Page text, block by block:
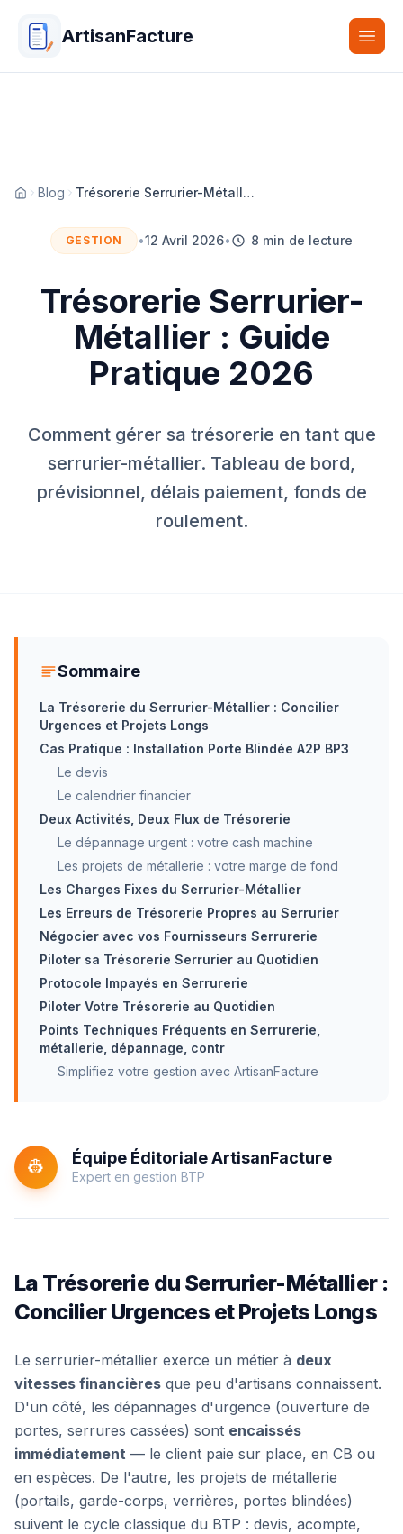
ArtisanFacture
Accueil
Blog Trésorerie Serrurier-Métallier : Guide Pratique 2026
GESTION •12 Avril 2026• 8 min de lecture
Trésorerie Serrurier-
Métallier : Guide
Pratique 2026
Comment gérer sa trésorerie en tant que
serrurier-métallier. Tableau de bord,
prévisionnel, délais paiement, fonds de
roulement.
Sommaire
La Trésorerie du Serrurier-Métallier : Concilier
Urgences et Projets Longs
Cas Pratique : Installation Porte Blindée A2P BP3
Le devis
Le calendrier financier
Deux Activités, Deux Flux de Trésorerie
Le dépannage urgent : votre cash machine
Les projets de métallerie : votre marge de fond
Les Charges Fixes du Serrurier-Métallier
Les Erreurs de Trésorerie Propres au Serrurier
Négocier avec vos Fournisseurs Serrurerie
Piloter sa Trésorerie Serrurier au Quotidien
Protocole Impayés en Serrurerie
Piloter Votre Trésorerie au Quotidien
Points Techniques Fréquents en Serrurerie,
métallerie, dépannage, contr
Simplifiez votre gestion avec ArtisanFacture
👷 Équipe Éditoriale ArtisanFacture
Expert en gestion BTP
La Trésorerie du Serrurier-Métallier :
Concilier Urgences et Projets Longs
Le serrurier-métallier exerce un métier à deux
vitesses financières que peu d'artisans connaissent.
D'un côté, les dépannages d'urgence (ouverture de
portes, serrures cassées) sont encaissés
immédiatement — le client paie sur place, en CB ou
en espèces. De l'autre, les projets de métallerie
(portails, garde-corps, verrières, portes blindées)
suivent le cycle classique du BTP : devis, acompte,